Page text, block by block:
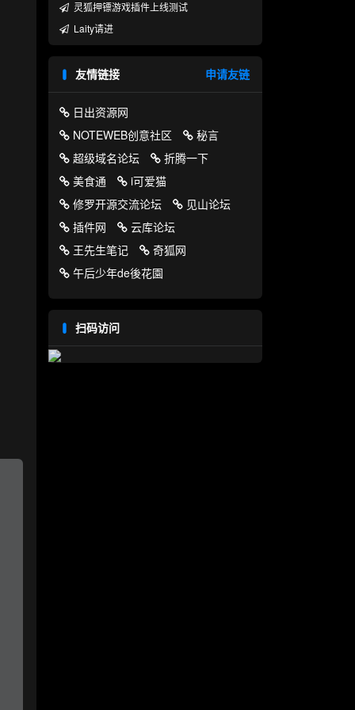
灵狐押镖游戏插件上线测试
Laity请进
友情链接 申请友链
日出资源网
NOTEWEB创意社区
秘言
超级域名论坛
折腾一下
美食通
i可爱猫
修罗开源交流论坛
见山论坛
插件网
云库论坛
王先生笔记
奇狐网
午后少年de後花園
扫码访问